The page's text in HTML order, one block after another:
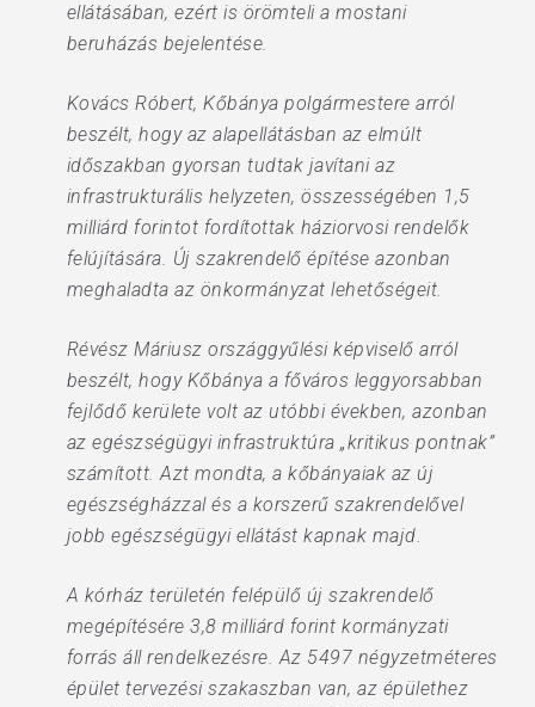
ellátásában, ezért is örömteli a mostani
beruházás bejelentése.
Kovács Róbert, Kőbánya polgármestere arról
beszélt, hogy az alapellátásban az elmúlt
időszakban gyorsan tudtak javítani az
infrastrukturális helyzeten, összességében 1,5
milliárd forintot fordítottak háziorvosi rendelők
felújítására. Új szakrendelő építése azonban
meghaladta az önkormányzat lehetőségeit.
Révész Máriusz országgyűlési képviselő arról
beszélt, hogy Kőbánya a főváros leggyorsabban
fejlődő kerülete volt az utóbbi években, azonban
az egészségügyi infrastruktúra „kritikus pontnak”
számított. Azt mondta, a kőbányaiak az új
egészségházzal és a korszerű szakrendelővel
jobb egészségügyi ellátást kapnak majd.
A kórház területén felépülő új szakrendelő
megépítésére 3,8 milliárd forint kormányzati
forrás áll rendelkezésre. Az 5497 négyzetméteres
épület tervezési szakaszban van, az épülethez